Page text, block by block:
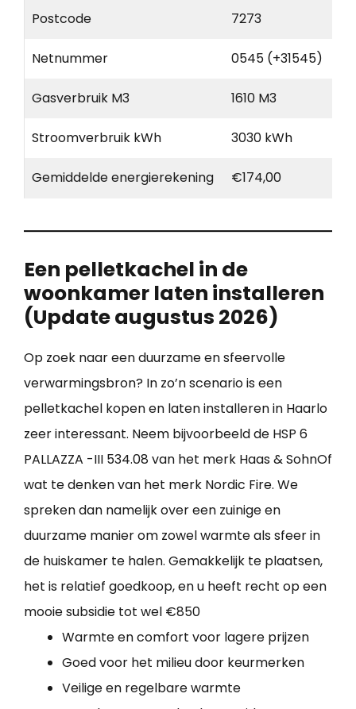
Postcode 7273
Netnummer 0545 (+31545)
Gasverbruik M3 1610 M3
Stroomverbruik kWh 3030 kWh
Gemiddelde energierekening €174,00
Een pelletkachel in de
woonkamer laten installeren
(Update augustus 2026)
Op zoek naar een duurzame en sfeervolle
verwarmingsbron? In zo’n scenario is een
pelletkachel kopen en laten installeren in Haarlo
zeer interessant. Neem bijvoorbeeld de HSP 6
PALLAZZA -III 534.08 van het merk Haas & SohnOf
wat te denken van het merk Nordic Fire. We
spreken dan namelijk over een zuinige en
duurzame manier om zowel warmte als sfeer in
de huiskamer te halen. Gemakkelijk te plaatsen,
het is relatief goedkoop, en u heeft recht op een
mooie subsidie tot wel €850
Warmte en comfort voor lagere prijzen
Goed voor het milieu door keurmerken
Veilige en regelbare warmte